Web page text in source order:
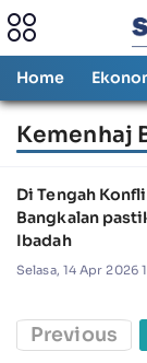
Home
Kemenhaj
Di Tengah
Bangkalan
Ibadah
Selasa, 14 Apr 2026
Previous